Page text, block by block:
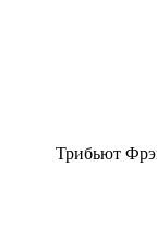
Трибьют